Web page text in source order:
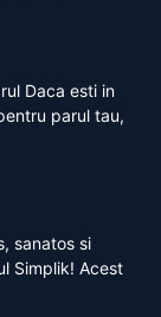
Daca esti in
parul tau,
sanatos si
Simplik! Acest